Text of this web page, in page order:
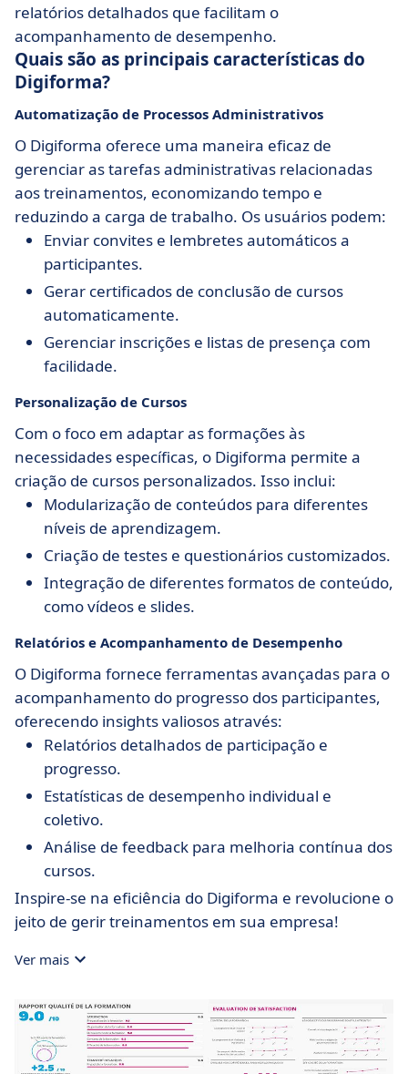
relatórios detalhados que facilitam o
acompanhamento de desempenho.
Quais são as principais características do
Digiforma?
Automatização de Processos Administrativos
O Digiforma oferece uma maneira eficaz de
gerenciar as tarefas administrativas relacionadas
aos treinamentos, economizando tempo e
reduzindo a carga de trabalho. Os usuários podem:
Enviar convites e lembretes automáticos a
participantes.
Gerar certificados de conclusão de cursos
automaticamente.
Gerenciar inscrições e listas de presença com
facilidade.
Personalização de Cursos
Com o foco em adaptar as formações às
necessidades específicas, o Digiforma permite a
criação de cursos personalizados. Isso inclui:
Modularização de conteúdos para diferentes
níveis de aprendizagem.
Criação de testes e questionários customizados.
Integração de diferentes formatos de conteúdo,
como vídeos e slides.
Relatórios e Acompanhamento de Desempenho
O Digiforma fornece ferramentas avançadas para o
acompanhamento do progresso dos participantes,
oferecendo insights valiosos através:
Relatórios detalhados de participação e
progresso.
Estatísticas de desempenho individual e
coletivo.
Análise de feedback para melhoria contínua dos
cursos.
Inspire-se na eficiência do Digiforma e revolucione o
jeito de gerir treinamentos em sua empresa!
Ver mais